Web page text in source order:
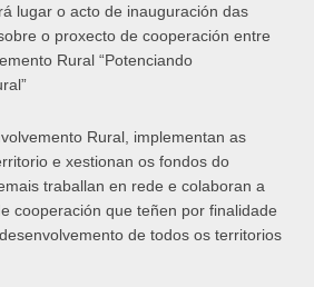
lugar o acto de inauguración das
o proxecto de cooperación entre
Rural “Potenciando
Rural, implementan as
e xestionan os fondos do
traballan en rede e colaboran a
cooperación que teñen por finalidade
de todos os territorios